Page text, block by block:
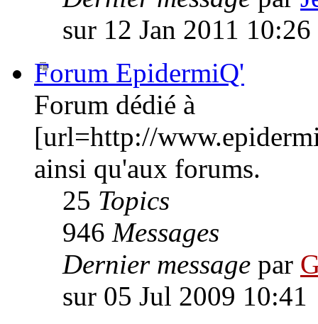
sur 12 Jan 2011 10:26
Forum EpidermiQ'
Forum dédié à
[url=http://
ainsi qu'aux forums.
25 Topics
946 Messages
Dernier message par
sur 05 Jul 2009 10:41